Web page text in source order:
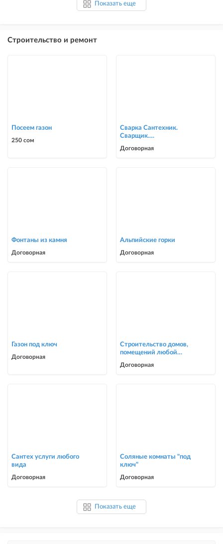
Показать еще
Строительство и ремонт
Посеем газон
250 сом
Сварка Сантехник.
Сварщик.
сварочные работы в Биш
Договорная
Фонтаны из камня
Договорная
Альпийские горки
Договорная
Газон под ключ
Договорная
Строительство домов,
помещений любой
Договорная
Сантех услуги любого
вида
Договорная
Соляные комнаты "под
ключ"
Договорная
Показать еще